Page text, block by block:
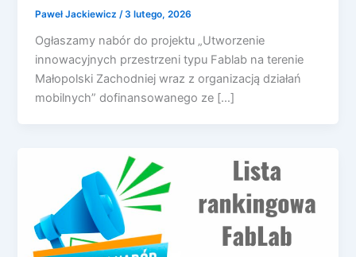
Paweł Jackiewicz /3 lutego, 2026
Ogłaszamy nabór do projektu „Utworzenie
innowacyjnych przestrzeni typu Fablab na terenie
Małopolski Zachodniej wraz z organizacją działań
mobilnych” dofinansowanego ze […]